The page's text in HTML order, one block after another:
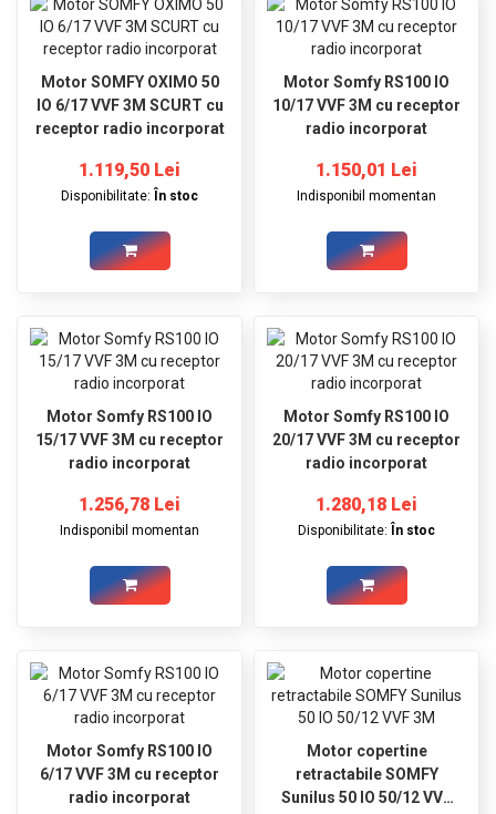
Motor SOMFY OXIMO 50
IO 6/17 VVF 3M SCURT cu
receptor radio incorporat
1.119,50 Lei
Disponibilitate: În stoc
Motor Somfy RS100 IO
10/17 VVF 3M cu receptor
radio incorporat
1.150,01 Lei
Indisponibil momentan
Motor Somfy RS100 IO
15/17 VVF 3M cu receptor
radio incorporat
1.256,78 Lei
Indisponibil momentan
Motor Somfy RS100 IO
20/17 VVF 3M cu receptor
radio incorporat
1.280,18 Lei
Disponibilitate: În stoc
Motor Somfy RS100 IO
6/17 VVF 3M cu receptor
radio incorporat
Motor copertine
retractabile SOMFY
Sunilus 50 IO 50/12 VVF